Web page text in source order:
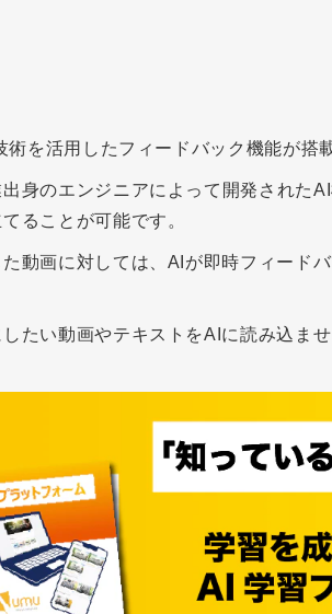
を活用したフィードバック機能が搭
身のエンジニアによって開発された
ることが可能です。
動画に対しては、AIが即時フィード
たい動画やテキストをAIに読み込ま